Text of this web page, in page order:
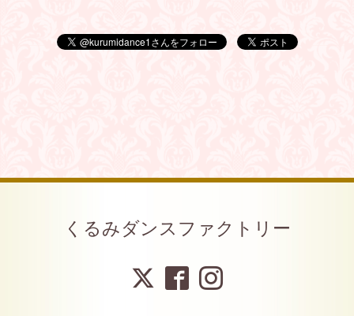
くるみダンスファクトリー